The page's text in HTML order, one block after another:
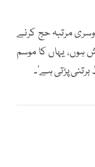
مرتبہ حج کرنے
یہاں کا موسم
پڑتی ہے‘۔